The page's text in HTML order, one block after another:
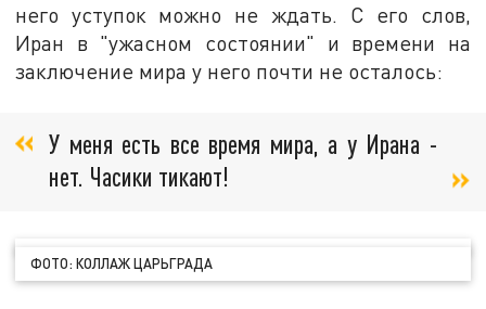
него уступок можно не ждать. С его слов,
Иран в "ужасном состоянии" и времени на
заключение мира у него почти не осталось:
У меня есть все время мира, а у Ирана -
нет. Часики тикают!
ФОТО: КОЛЛАЖ ЦАРЬГРАДА